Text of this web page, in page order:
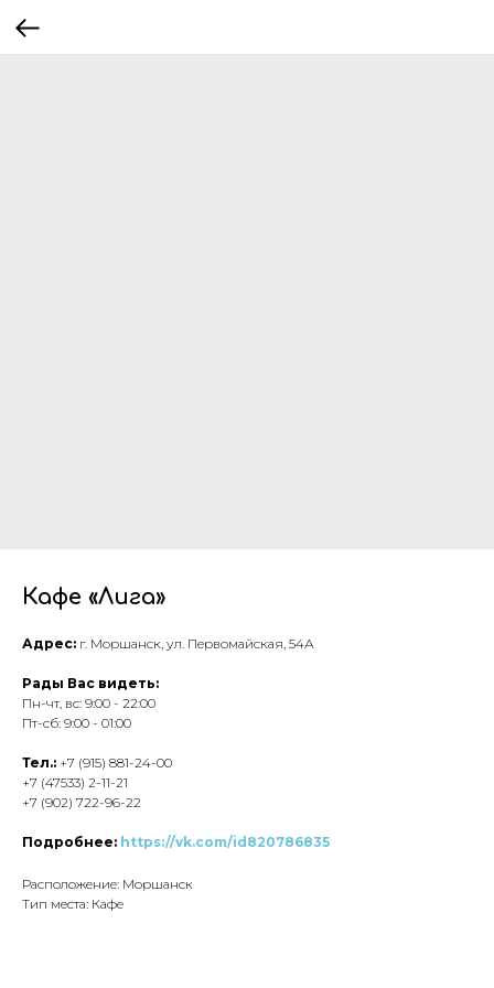
Кафе «Лига»
Адрес: г. Моршанск, ул. Первомайская, 54А
Рады Вас видеть:
Пн-чт, вс: 9:00 - 22:00
Пт-сб: 9:00 - 01:00
Тел.: +7 (915) 881-24-00
+7 (47533) 2-11-21
+7 (902) 722-96-22
Подробнее: https://vk.com/id820786835
Расположение: Моршанск
Тип места: Кафе